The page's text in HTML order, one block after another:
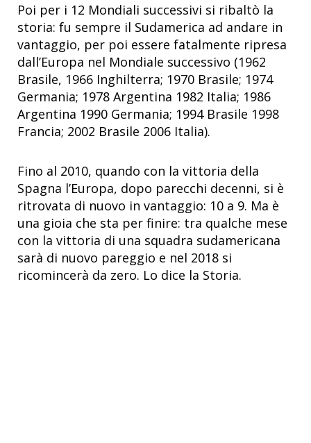
Poi per i 12 Mondiali successivi si ribaltò la
storia: fu sempre il Sudamerica ad andare in
vantaggio, per poi essere fatalmente ripresa
dall’Europa nel Mondiale successivo (1962
Brasile, 1966 Inghilterra; 1970 Brasile; 1974
Germania; 1978 Argentina 1982 Italia; 1986
Argentina 1990 Germania; 1994 Brasile 1998
Francia; 2002 Brasile 2006 Italia).
Fino al 2010, quando con la vittoria della
Spagna l’Europa, dopo parecchi decenni, si è
ritrovata di nuovo in vantaggio: 10 a 9. Ma è
una gioia che sta per finire: tra qualche mese
con la vittoria di una squadra sudamericana
sarà di nuovo pareggio e nel 2018 si
ricomincerà da zero. Lo dice la Storia.